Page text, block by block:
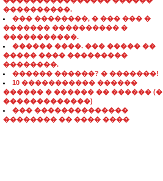
����������.
��� ��������, � ��� ��� �
������� ���������� �
�����������.
������ ����. ��� ����� ��
����� ���� ���������
��������.
������ ������? � �������!
10 ����������� ������
������ � ������ �� ������ (�
�������������)
��� ��������������
�������� �� ���� ����